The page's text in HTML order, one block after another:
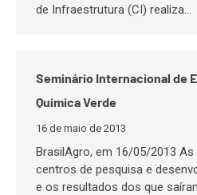
de Infraestrutura (CI) realiza…
Seminário Internacional de
Química Verde
16 de maio de 2013
BrasilAgro, em 16/05/2013
centros de pesquisa e
e os resultados dos que